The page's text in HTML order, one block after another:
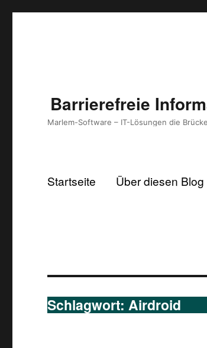
Barrierefreie
Marlem-Software – IT-Lösungen die
Startseite Über diesen Blog
Schlagwort:Airdroid